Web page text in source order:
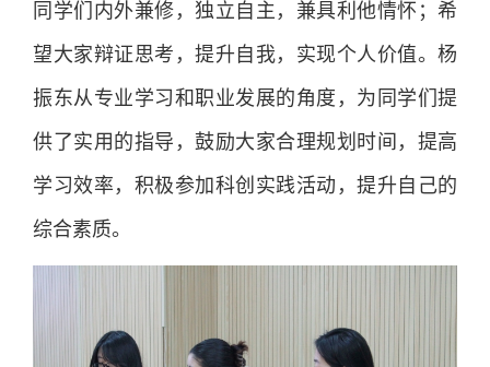
同学们内外兼修，独立自主，兼具利他情怀；希
望大家辩证思考，提升自我，实现个人价值。杨
振东从专业学习和职业发展的角度，为同学们提
供了实用的指导，鼓励大家合理规划时间，提高
学习效率，积极参加科创实践活动，提升自己的
综合素质。